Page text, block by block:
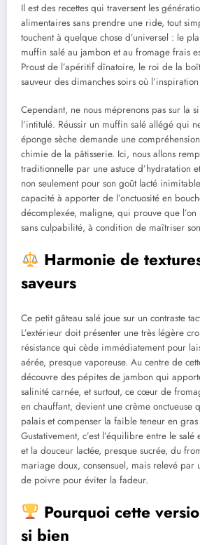
Il est des recettes qui traversent les
alimentaires sans prendre une ride, tout
touchent à quelque chose d’universel : le
muffin salé au jambon et au fromage frais
Proust de l’apéritif dînatoire, le roi de la
sauveur des dimanches soirs où
Cependant, ne nous méprenons pas sur la
l’intitulé. Réussir un muffin salé allégé qui
éponge sèche demande une
chimie de la pâtisserie. Ici, nous allons
traditionnelle par une astuce d’hydratation
non seulement pour son goût lacté
capacité à apporter de l’onctuosité en
décomplexée, maligne, qui prouve que
sans culpabilité, à condition de maîtriser
Harmonie de
saveurs
Ce petit gâteau salé joue sur un contraste
L’extérieur doit présenter une très légère
résistance qui cède immédiatement pour
aérée, presque vaporeuse. Au centre de
découvre des pépites de jambon qui
salinité carnée, et surtout, ce cœur de
en chauffant, devient une crème onctueuse
palais et compenser la faible teneur en
Gustativement, c’est l’équilibre entre le
et la douceur lactée, presque sucrée, du
mariage doux, consensuel, mais relevé par
de poivre pour éviter la fadeur.
Pourquoi cette
si bien